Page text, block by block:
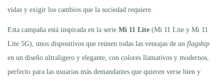
vidas y exigir los cambios que la sociedad requiere.
Esta campaña está inspirada en la serie Mi 11 Lite (Mi 11 Lite y Mi 11
Lite 5G), unos dispositivos que reúnen todas las ventajas de un flagship
en un diseño ultraligero y elegante, con colores llamativos y modernos,
perfecto para las usuarias más demandantes que quieren verse bien y